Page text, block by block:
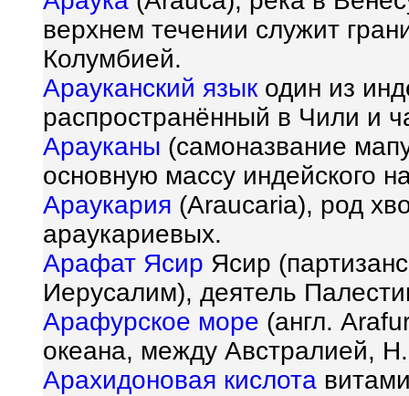
верхнем течении служит
Колумбией.
Арауканский язык один из
распространённый в Чили и
Арауканы (самоназвание
основную массу индейского
Араукария (Araucaria), род
араукариевых.
Арафат Ясир Ясир
Иерусалим), деятель
Арафурское море (англ.
океана, между Австралией, Н.
Арахидоновая кислота